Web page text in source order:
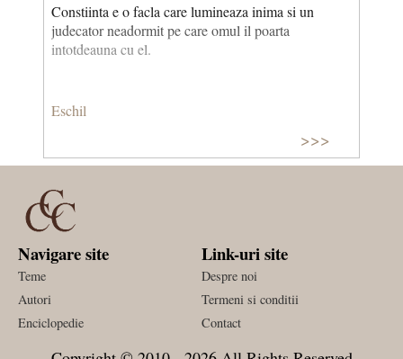
Constiinta e o facla care lumineaza inima si un
judecator neadormit pe care omul il poarta
intotdeauna cu el.
Eschil
>>>
Navigare site
Teme
Autori
Enciclopedie
Link-uri site
Despre noi
Termeni si conditii
Contact